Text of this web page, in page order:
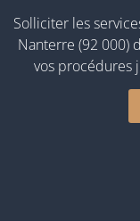
Solliciter les
Nanterre (92 000)
vos procédures